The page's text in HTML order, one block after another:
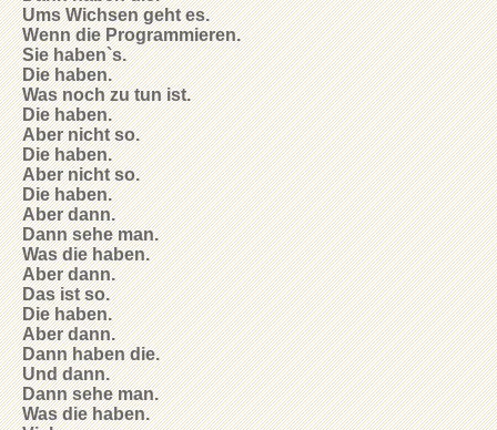
Ums Wichsen geht es.
Wenn die Programmieren.
Sie haben`s.
Die haben.
Was noch zu tun ist.
Die haben.
Aber nicht so.
Die haben.
Aber nicht so.
Die haben.
Aber dann.
Dann sehe man.
Was die haben.
Aber dann.
Das ist so.
Die haben.
Aber dann.
Dann haben die.
Und dann.
Dann sehe man.
Was die haben.